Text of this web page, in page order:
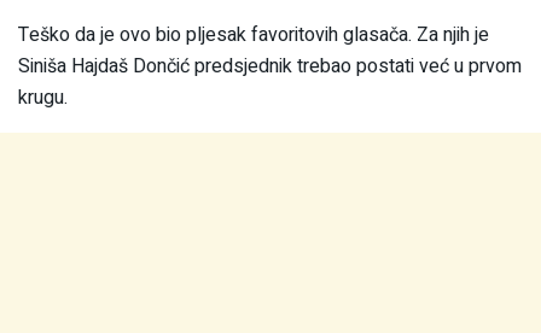
Teško da je ovo bio pljesak favoritovih glasača. Za njih je
Siniša Hajdaš Dončić predsjednik trebao postati već u prvom
krugu.